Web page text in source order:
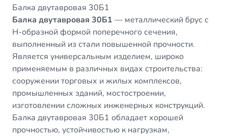
Балка двутавровая 30Б1
Балка двутавровая 30Б1 — металлический брус с
Н-образной формой поперечного сечения,
выполненный из стали повышенной прочности.
Является универсальным изделием, широко
применяемым в различных видах строительства:
сооружении торговых и жилых комплексов,
промышленных зданий, мостостроении,
изготовлении сложных инженерных конструкций.
Балка двутавровая 30Б1 обладает хорошей
прочностью, устойчивостью к нагрузкам,